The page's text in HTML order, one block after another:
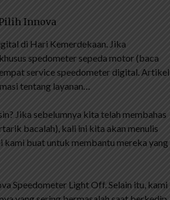
Innova
di Hari Kemerdekaan. Jika
spedometer sepeda motor (baca
service speedometer digital. Artikel
tentang layanan…
Jika sebelumnya kita telah membahas
bacalah), kali ini kita akan menulis
buat untuk membantu mereka yang
Speedometer Light Off. Selain itu, kami